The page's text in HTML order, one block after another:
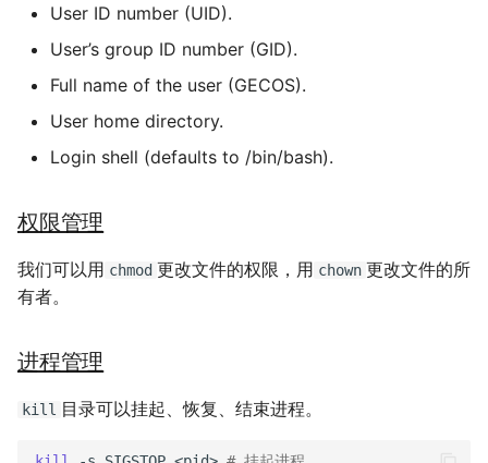
User ID number (UID).
User’s group ID number (GID).
Full name of the user (GECOS).
User home directory.
Login shell (defaults to /bin/bash).
权限管理
我们可以用 chmod 更改文件的权限，用 chown 更改文件的所
有者。
进程管理
kill 目录可以挂起、恢复、结束进程。